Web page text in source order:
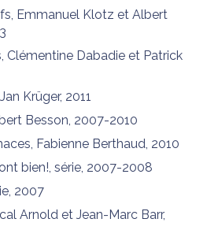
Emmanuel Klotz et Albert
Clémentine Dabadie et Patrick
Krüger, 2011
Besson, 2007-2010
Fabienne Berthaud, 2010
bien!, série, 2007-2008
2007
Arnold et Jean-Marc Barr,